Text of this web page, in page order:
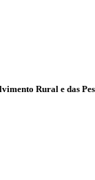
Rural e das